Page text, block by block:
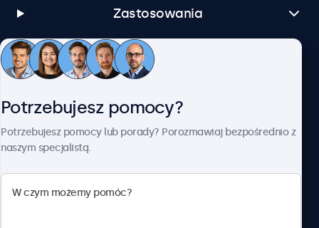
Zastosowania
Obsługa klienta
Potrzebujesz pomocy?
Potrzebujesz pomocy lub porady? Porozmawiaj bezpośrednio z
naszym specjalistą.